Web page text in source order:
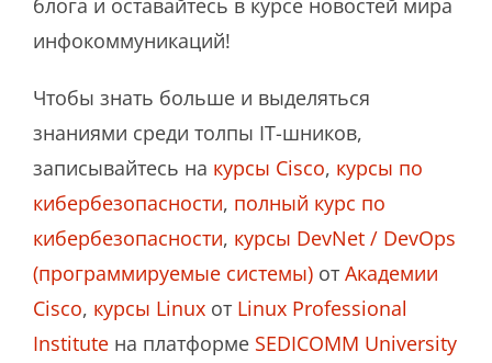
блога и оставайтесь в курсе новостей мира
инфокоммуникаций!
Чтобы знать больше и выделяться
знаниями среди толпы IT-шников,
записывайтесь на курсы Cisco, курсы по
кибербезопасности, полный курс по
кибербезопасности, курсы DevNet / DevOps
(программируемые системы) от Академии
Cisco, курсы Linux от Linux Professional
Institute на платформе SEDICOMM University